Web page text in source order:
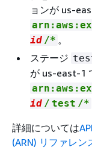
ョンが us-
id /* 。
ステージ
が us-east-1
id / test /*
詳細については
(ARN) リファレン